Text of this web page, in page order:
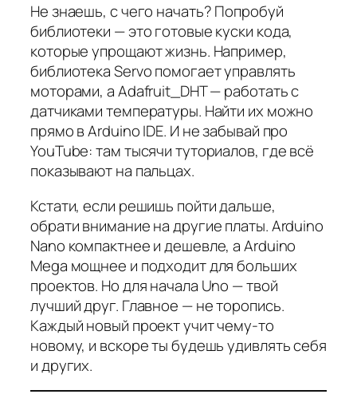
Не знаешь, с чего начать? Попробуй
библиотеки — это готовые куски кода,
которые упрощают жизнь. Например,
библиотека Servo помогает управлять
моторами, а Adafruit_DHT — работать с
датчиками температуры. Найти их можно
прямо в Arduino IDE. И не забывай про
YouTube: там тысячи туториалов, где всё
показывают на пальцах.
Кстати, если решишь пойти дальше,
обрати внимание на другие платы. Arduino
Nano компактнее и дешевле, а Arduino
Mega мощнее и подходит для больших
проектов. Но для начала Uno — твой
лучший друг. Главное — не торопись.
Каждый новый проект учит чему-то
новому, и вскоре ты будешь удивлять себя
и других.